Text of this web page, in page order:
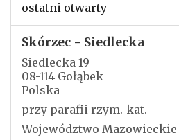
ostatni otwarty
Skórzec - Siedlecka
Siedlecka 19
08-114 Gołąbek
Polska
przy parafii rzym.-kat.
Województwo Mazowieckie